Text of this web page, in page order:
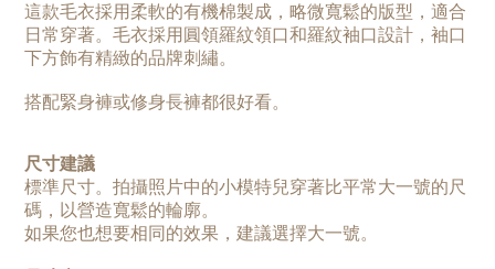
這款毛衣採用柔軟的有機棉製成，略微寬鬆的版型，適合
日常穿著。毛衣採用圓領羅紋領口和羅紋袖口設計，袖口
下方飾有精緻的品牌刺繡。
搭配緊身褲或修身長褲都很好看。
尺寸建議
標準尺寸。拍攝照片中的小模特兒穿著比平常大一號的尺
碼，以營造寬鬆的輪廓。
如果您也想要相同的效果，建議選擇大一號。